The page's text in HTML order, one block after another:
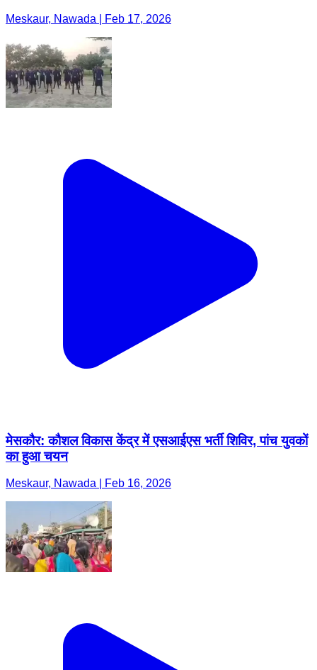
Meskaur, Nawada | Feb 17, 2026
मेसकौर: कौशल विकास केंद्र में एसआईएस भर्ती शिविर, पांच युवकों
का हुआ चयन
Meskaur, Nawada | Feb 16, 2026